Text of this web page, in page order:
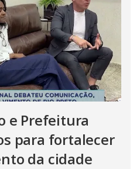
e Prefeitura
para fortalecer
da cidade